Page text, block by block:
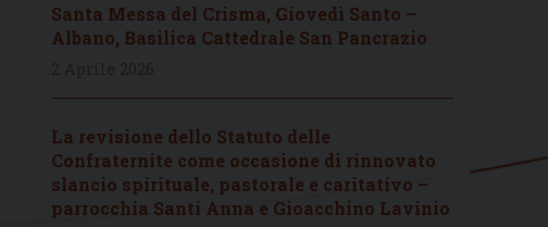
Santa Messa del Crisma, Giovedì Santo –
Albano, Basilica Cattedrale San Pancrazio
La revisione dello Statuto delle
Confraternite come occasione di rinnovato
slancio spirituale, pastorale e caritativo –
parrocchia Santi Anna e Gioacchino Lavinio